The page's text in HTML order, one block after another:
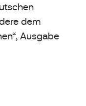
dem
Ausgabe